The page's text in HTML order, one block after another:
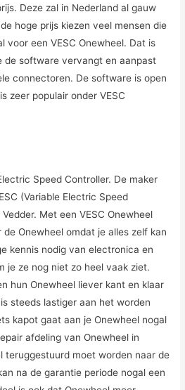
Deze zal in Nederland al gauw
hoge prijs kiezen veel mensen die
voor een VESC Onewheel. Dat is
de software vervangt en aanpast
connectoren. De software is open
zeer populair onder VESC
Speed Controller. De maker
(Variable Electric Speed
Met een VESC Onewheel
Onewheel omdat je alles zelf kan
kennis nodig van electronica en
je ze nog niet zo heel vaak ziet.
hun Onewheel liever kant en klaar
steeds lastiger aan het worden
kapot gaat aan je Onewheel nogal
afdeling van Onewheel in
teruggestuurd moet worden naar de
na de garantie periode nogal een